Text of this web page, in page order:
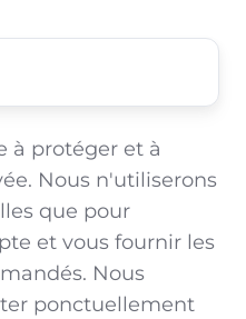
à protéger et à
Nous n'utiliserons
que pour
et vous fournir les
Nous
ponctuellement